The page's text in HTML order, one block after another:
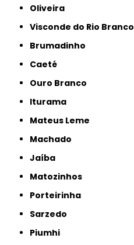
Oliveira
Visconde do Rio Branco
Brumadinho
Caeté
Ouro Branco
Iturama
Mateus Leme
Machado
Jaíba
Matozinhos
Porteirinha
Sarzedo
Piumhi